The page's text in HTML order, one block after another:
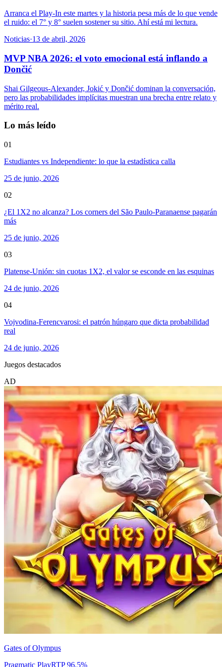
Arranca el Play-In este martes y la historia pesa más de lo que vende
el ruido: el 7° y 8° suelen sostener su sitio. Ahí está mi lectura.
Noticias·13 de abril, 2026
MVP NBA 2026: el voto emocional está inflando a
Dončić
Shai Gilgeous-Alexander, Jokić y Dončić dominan la conversación,
pero las probabilidades implícitas muestran una brecha entre relato y
mérito real.
Lo más leído
01
Estudiantes vs Independiente: lo que la estadística calla
25 de junio, 2026
02
¿El 1X2 no alcanza? Los corners del São Paulo-Paranaense pagarán
más
25 de junio, 2026
03
Platense-Unión: sin cuotas 1X2, el valor se esconde en las esquinas
24 de junio, 2026
04
Vojvodina-Ferencvarosi: el patrón húngaro que dicta probabilidad
real
24 de junio, 2026
Juegos destacados
AD
Gates of Olympus
Pragmatic PlayRTP96.5%